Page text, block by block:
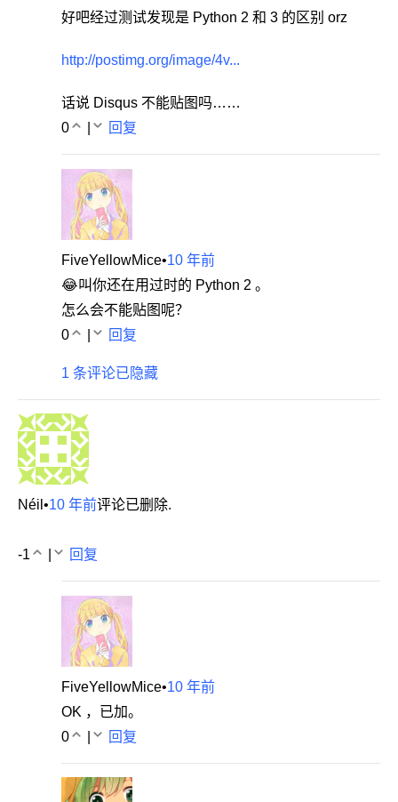
好吧经过测试发现是 Python 2 和 3 的区别 orz
http://postimg.org/image/4v...
话说 Disqus 不能贴图吗……
0
回复
FiveYellowMice•10 年前
😂叫你还在用过时的 Python 2 。
怎么会不能贴图呢？
0
回复
1 条评论已隐藏
Néil •10 年前评论已删除.
-1 回复
FiveYellowMice•10 年前
OK ，已加。
0
回复